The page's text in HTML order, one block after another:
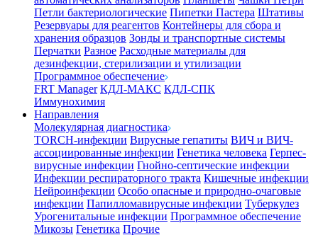
Петли бактериологические Пипетки Пастера Штативы
Резервуары для реагентов Контейнеры для сбора и
хранения образцов Зонды и транспортные системы
Перчатки Разное Расходные материалы для
дезинфекции, стерилизации и утилизации
Программное обеспечение
FRT Manager КДЛ-МАКС КДЛ-СПК
Иммунохимия
Направления
Молекулярная диагностика
TORCH-инфекции Вирусные гепатиты ВИЧ и ВИЧ-
ассоциированные инфекции Генетика человека Герпес-
вирусные инфекции Гнойно-септические инфекции
Инфекции респираторного тракта Кишечные инфекции
Нейроинфекции Особо опасные и природно-очаговые
инфекции Папилломавирусные инфекции Туберкулез
Урогенитальные инфекции Программное обеспечение
Микозы Генетика Прочие